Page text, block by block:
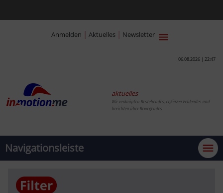
Anmelden | Aktuelles | Newsletter
06.08.2026 | 22:47
aktuelles
Wir verknüpfen Bestehendes, ergänzen Fehlendes und
berichten über Bewegendes
Navigationsleiste